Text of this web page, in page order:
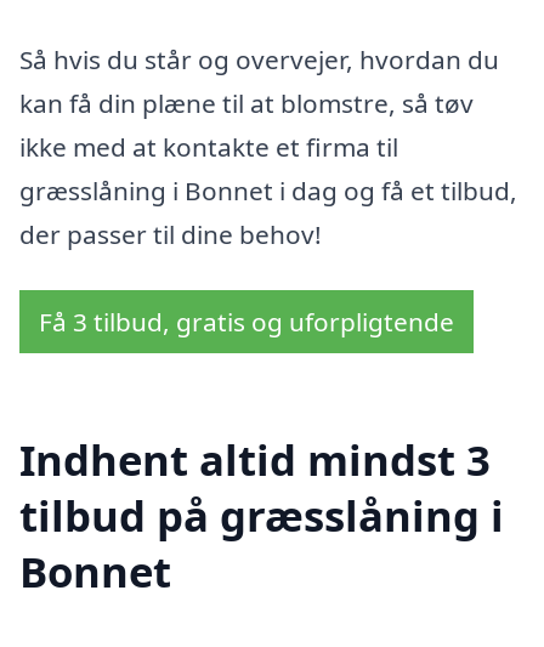
Så hvis du står og overvejer, hvordan du
kan få din plæne til at blomstre, så tøv
ikke med at kontakte et firma til
græsslåning i Bonnet i dag og få et tilbud,
der passer til dine behov!
Få 3 tilbud, gratis og uforpligtende
Indhent altid mindst 3
tilbud på græsslåning i
Bonnet